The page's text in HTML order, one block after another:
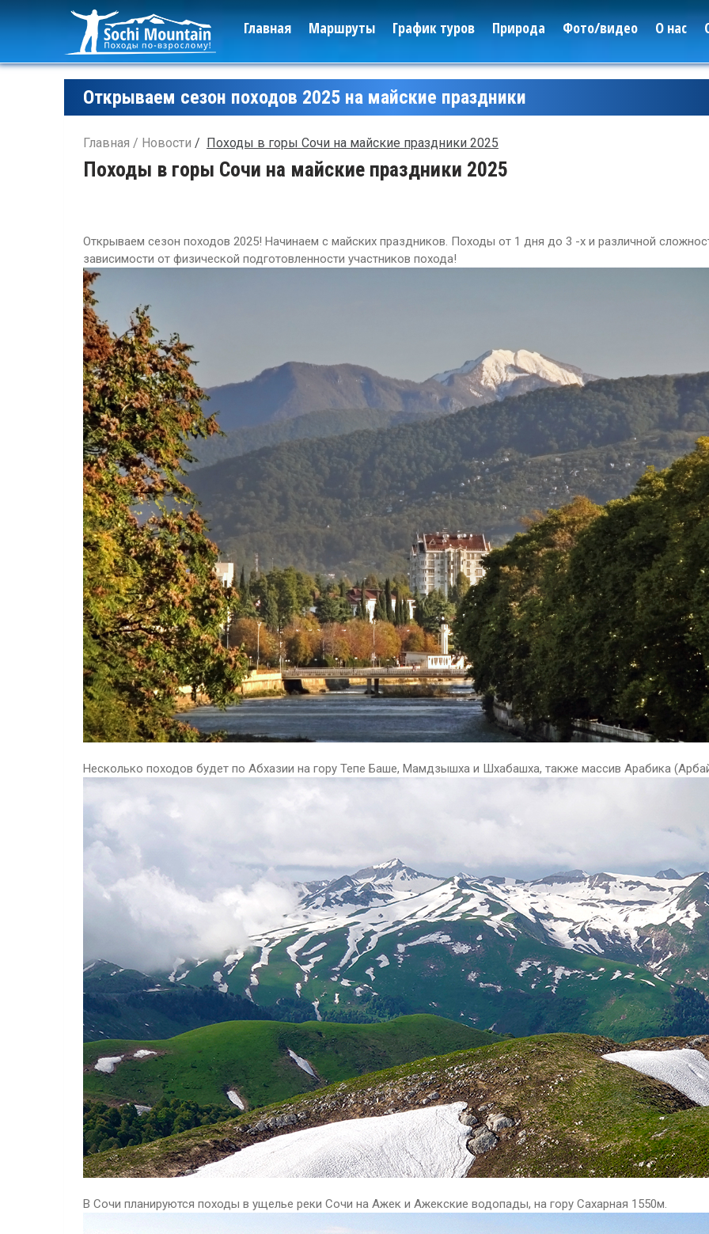
Главная Маршруты График туров Природа Фото/видео О нас
Открываем сезон походов 2025 на майские праздники
Главная Новости Походы в горы Сочи на майские праздники 2025
Походы в горы Сочи на майские праздники 2025
Открываем сезон походов 2025! Начинаем с майских праздников. Походы от 1 дня до 3 -х и различной
зависимости от физической подготовленности участников похода!
Несколько походов будет по Абхазии на гору Тепе Баше, Мамдзышха и Шхабашха, также массив Арабика
В Сочи планируются походы в ущелье реки Сочи на Ажек и Ажекские водопады, на гору Сахарная 1550м.